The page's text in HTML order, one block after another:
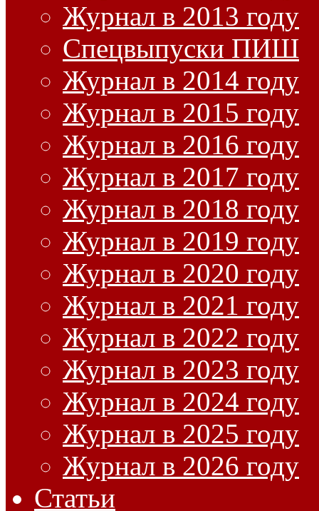
Журнал в 2013 году
Спецвыпуски ПИШ
Журнал в 2014 году
Журнал в 2015 году
Журнал в 2016 году
Журнал в 2017 году
Журнал в 2018 году
Журнал в 2019 году
Журнал в 2020 году
Журнал в 2021 году
Журнал в 2022 году
Журнал в 2023 году
Журнал в 2024 году
Журнал в 2025 году
Журнал в 2026 году
Статьи